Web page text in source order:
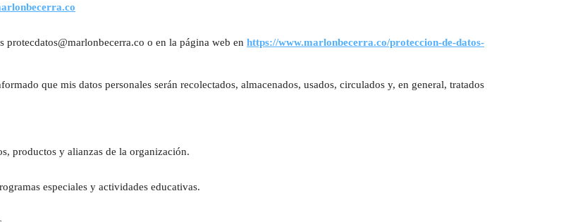
protecdatos@marlonbecerra.co o en la página web en https://www.marlonbecerra.co/proteccion-de-datos-
que mis datos personales serán recolectados, almacenados, usados, circulados y, en general, tratados
productos y alianzas de la organización.
especiales y actividades educativas.